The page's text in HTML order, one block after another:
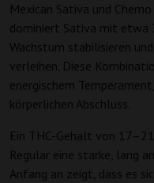
Mexican Sativa und
dominiert Sativa mit etwa
Wachstum stabilisieren
verleihen. Diese
energischem
körperlichen Abschluss.
Ein THC-Gehalt von
Regular eine starke, lang
Anfang an zeigt, dass es